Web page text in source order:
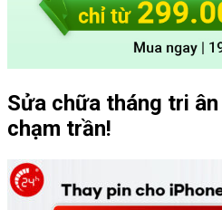
Sửa chữa tháng tri ân
chạm trần!